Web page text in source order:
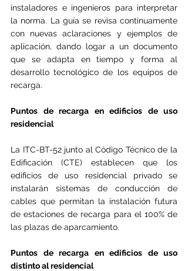
instaladores e ingenieros para interpretar
la norma. La guía se revisa continuamente
con nuevas aclaraciones y ejemplos de
aplicación, dando logar a un documento
que se adapta en tiempo y forma al
desarrollo tecnológico de los equipos de
recarga.
Puntos de recarga en edificios de uso
residencial
La ITC-BT-52 junto al Código Técnico de la
Edificación (CTE) establecen que los
edificios de uso residencial privado se
instalarán sistemas de conducción de
cables que permitan la instalación futura
de estaciones de recarga para el 100% de
las plazas de aparcamiento.
Puntos de recarga en edificios de uso
distinto al residencial